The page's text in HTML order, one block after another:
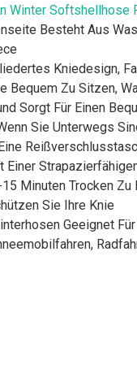
Winter
Besteht Aus
Kniedesign,
Bequem Zu Sitzen,
Sorgt Für Einen
Sie Unterwegs
Minuten Trocken
Sie Ihre Knie
Geeignet